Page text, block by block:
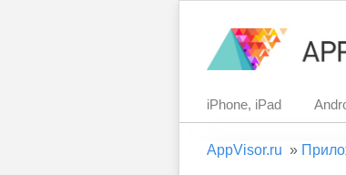
iPhone, iPad
AppVisor.ru »